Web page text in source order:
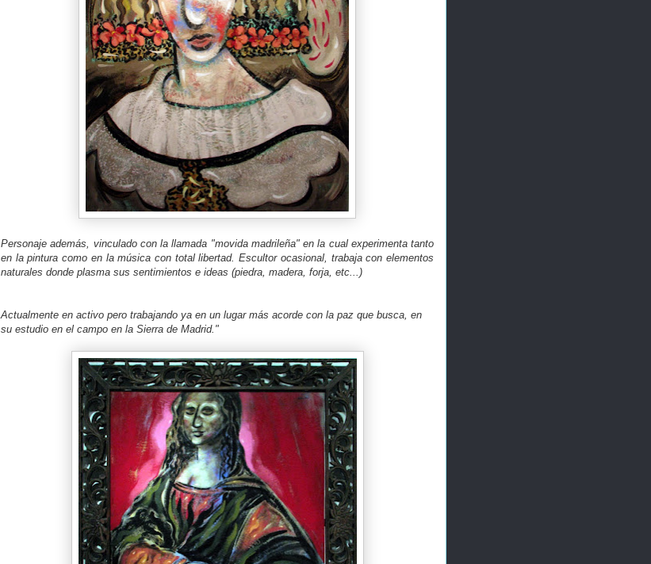
Personaje además, vinculado con la llamada "movida madrileña" en la cual experimenta tanto
en la pintura como en la música con total libertad. Escultor ocasional, trabaja con elementos
naturales donde plasma sus sentimientos e ideas (piedra, madera, forja, etc...)
Actualmente en activo pero trabajando ya en un lugar más acorde con la paz que busca, en
su estudio en el campo en la Sierra de Madrid."